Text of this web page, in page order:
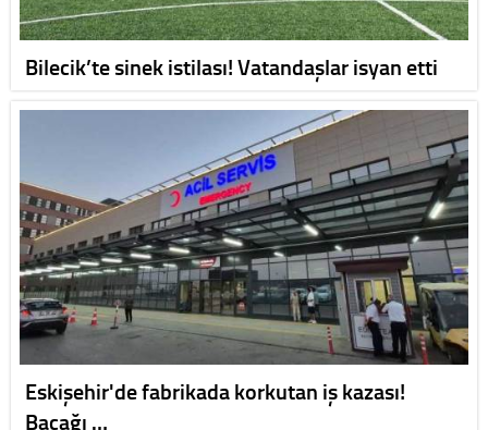
Bilecik’te sinek istilası! Vatandaşlar isyan etti
Eskişehir'de fabrikada korkutan iş kazası!
Bacağı …